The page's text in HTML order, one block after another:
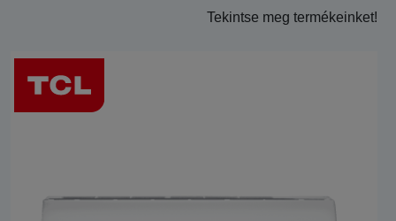
Tekintse meg termékeinket!